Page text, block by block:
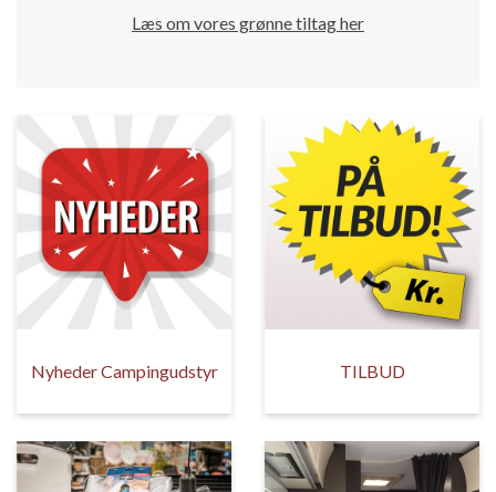
Læs om vores grønne tiltag her
Nyheder Campingudstyr TILBUD